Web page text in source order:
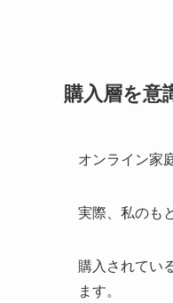
購入層を意
オンライン家
実際、私のも
購入されてい
ます。